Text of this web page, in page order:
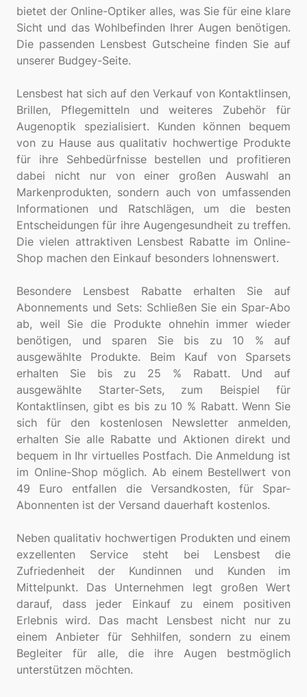
bietet der Online-Optiker alles, was Sie für eine klare
Sicht und das Wohlbefinden Ihrer Augen benötigen.
Die passenden Lensbest Gutscheine finden Sie auf
unserer Budgey-Seite.
Lensbest hat sich auf den Verkauf von Kontaktlinsen,
Brillen, Pflegemitteln und weiteres Zubehör für
Augenoptik spezialisiert. Kunden können bequem
von zu Hause aus qualitativ hochwertige Produkte
für ihre Sehbedürfnisse bestellen und profitieren
dabei nicht nur von einer großen Auswahl an
Markenprodukten, sondern auch von umfassenden
Informationen und Ratschlägen, um die besten
Entscheidungen für ihre Augengesundheit zu treffen.
Die vielen attraktiven Lensbest Rabatte im Online-
Shop machen den Einkauf besonders lohnenswert.
Besondere Lensbest Rabatte erhalten Sie auf
Abonnements und Sets: Schließen Sie ein Spar-Abo
ab, weil Sie die Produkte ohnehin immer wieder
benötigen, und sparen Sie bis zu 10 % auf
ausgewählte Produkte. Beim Kauf von Sparsets
erhalten Sie bis zu 25 % Rabatt. Und auf
ausgewählte Starter-Sets, zum Beispiel für
Kontaktlinsen, gibt es bis zu 10 % Rabatt. Wenn Sie
sich für den kostenlosen Newsletter anmelden,
erhalten Sie alle Rabatte und Aktionen direkt und
bequem in Ihr virtuelles Postfach. Die Anmeldung ist
im Online-Shop möglich. Ab einem Bestellwert von
49 Euro entfallen die Versandkosten, für Spar-
Abonnenten ist der Versand dauerhaft kostenlos.
Neben qualitativ hochwertigen Produkten und einem
exzellenten Service steht bei Lensbest die
Zufriedenheit der Kundinnen und Kunden im
Mittelpunkt. Das Unternehmen legt großen Wert
darauf, dass jeder Einkauf zu einem positiven
Erlebnis wird. Das macht Lensbest nicht nur zu
einem Anbieter für Sehhilfen, sondern zu einem
Begleiter für alle, die ihre Augen bestmöglich